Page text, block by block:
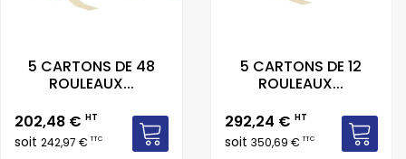
5 CARTONS DE 48
ROULEAUX...
Prix
202,48 € HT
soit 242,97 €TTC
5 CARTONS DE 12
ROULEAUX...
Prix
292,24 € HT
soit 350,69 €TTC